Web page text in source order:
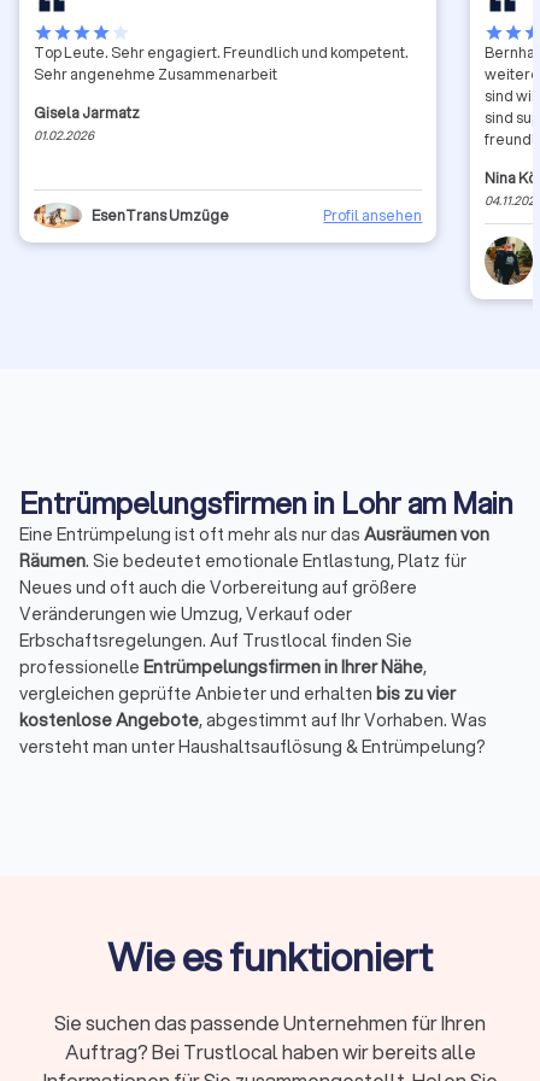
starstarstarstarstar
Top Leute. Sehr engagiert. Freundlich und kompetent.
Sehr angenehme Zusammenarbeit
Gisela Jarmatz
01.02.2026
EsenTrans Umzüge Profil ansehen
starstar
sind
sind
Nina
Entrümpelungsfirmen in Lohr am Main
Eine Entrümpelung ist oft mehr als nur das Ausräumen von
Räumen. Sie bedeutet emotionale Entlastung, Platz für
Neues und oft auch die Vorbereitung auf größere
Veränderungen wie Umzug, Verkauf oder
Erbschaftsregelungen. Auf Trustlocal finden Sie
professionelle Entrümpelungsfirmen in Ihrer Nähe,
vergleichen geprüfte Anbieter und erhalten bis zu vier
kostenlose Angebote, abgestimmt auf Ihr Vorhaben. Was
versteht man unter Haushaltsauflösung & Entrümpelung?
sich über Jahre ungenutzte oder beschädigte Gegenstände
In vielen Fällen ergeben sich im Anschluss weitere Aufgaben.
Wer eine Immobilie weitergeben oder verkaufen möchte,
kann beispielsweise eineReinigungsfirmabeauftragen. Wenn
Wie es funktioniert
Sie suchen das passende Unternehmen für Ihren
Auftrag? Bei Trustlocal haben wir bereits alle